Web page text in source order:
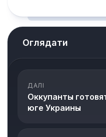
Оглядати
ДАЛІ
Оккупанты
юге Украины